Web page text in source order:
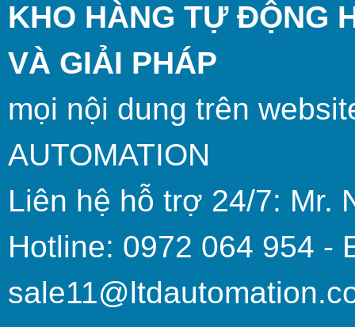
KHO HÀNG TỰ ĐỘNG
VÀ GIẢI PHÁP
mọi nội dung trên
AUTOMATION
Liên hệ hỗ trợ 24/7: Mr.
Hotline: 0972 064 954 -